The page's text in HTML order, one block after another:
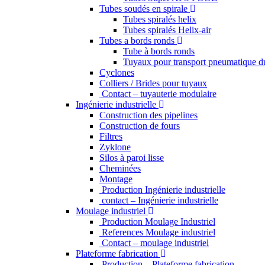
Tubes soudés en spirale
Tubes spiralés helix
Tubes spiralés Helix-air
Tubes a bords ronds
Tube à bords ronds
Tuyaux pour transport pneumatique
Cyclones
Colliers / Brides pour tuyaux
Contact – tuyauterie modulaire
Ingénierie industrielle
Construction des pipelines
Construction de fours
Filtres
Zyklone
Silos à paroi lisse
Cheminées
Montage
Production Ingénierie industrielle
contact – Ingénierie industrielle
Moulage industriel
Production Moulage Industriel
References Moulage industriel
Contact – moulage industriel
Plateforme fabrication